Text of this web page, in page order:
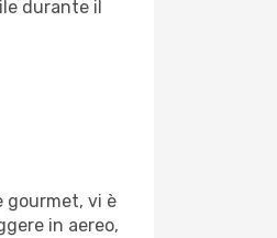
durante il
gourmet, vi è
in aereo,